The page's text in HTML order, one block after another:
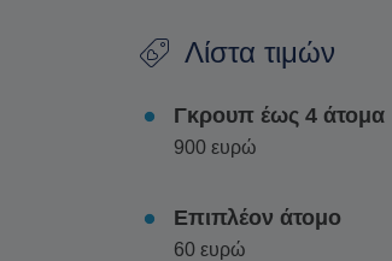
Λίστα τιμών
Γκρουπ έως 4 άτομα
900 ευρώ
Επιπλέον άτομο
60 ευρώ